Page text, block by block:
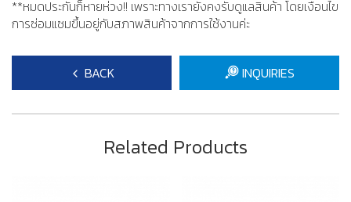
**หมดประกันก็หายห่วง!! เพราะทางเรายังคงรับดูแลสินค้า โดยเงื่อนไข
การซ่อมแซมขึ้นอยู่กับสภาพสินค้าจากการใช้งานค่ะ
BACK INQUIRIES
Related Products